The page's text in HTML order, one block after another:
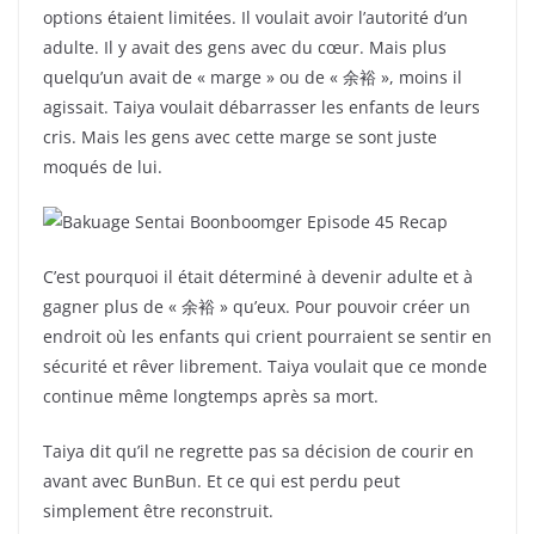
options étaient limitées. Il voulait avoir l’autorité d’un
adulte. Il y avait des gens avec du cœur. Mais plus
quelqu’un avait de « marge » ou de « 余裕 », moins il
agissait. Taiya voulait débarrasser les enfants de leurs
cris. Mais les gens avec cette marge se sont juste
moqués de lui.
C’est pourquoi il était déterminé à devenir adulte et à
gagner plus de « 余裕 » qu’eux. Pour pouvoir créer un
endroit où les enfants qui crient pourraient se sentir en
sécurité et rêver librement. Taiya voulait que ce monde
continue même longtemps après sa mort.
Taiya dit qu’il ne regrette pas sa décision de courir en
avant avec BunBun. Et ce qui est perdu peut
simplement être reconstruit.